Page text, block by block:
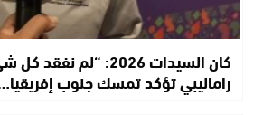
كان السيدات 2026: “لم
راماليبي تؤكد تمسك جنوب